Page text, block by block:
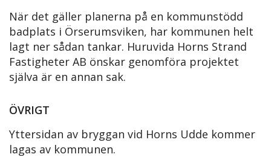
När det gäller planerna på en kommunstödd
badplats i Örserumsviken, har kommunen helt
lagt ner sådan tankar. Huruvida Horns Strand
Fastigheter AB önskar genomföra projektet
själva är en annan sak.
ÖVRIGT
Yttersidan av bryggan vid Horns Udde kommer
lagas av kommunen.